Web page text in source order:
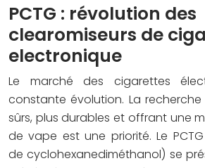
PCTG : révolution des
clearomiseurs de
electronique
Le marché des cigarettes
constante évolution. La
sûrs, plus durables et offrant une
de vape est une priorité. Le
de cyclohexanediméthanol) se